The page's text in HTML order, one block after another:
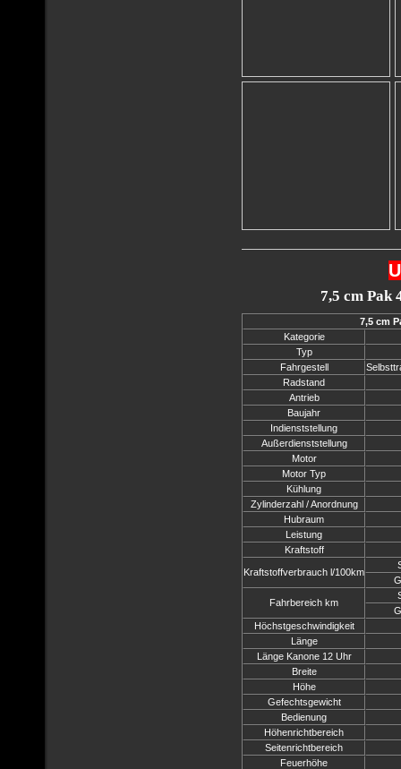
7,5 cm Pak
7,5 cm
Kategorie
Typ
Fahrgestell
Radstand
Antrieb
Baujahr
Indienststellung
Außerdienststellung
Motor
Motor Typ
Kühlung
Zylinderzahl / Anordnung
Hubraum
Leistung
Kraftstoff
Kraftstoffverbrauch l/100km
Fahrbereich km
Höchstgeschwindigkeit
Länge
Länge Kanone 12 Uhr
Breite
Höhe
Gefechtsgewicht
Bedienung
Höhenrichtbereich
Seitenrichtbereich
Feuerhöhe